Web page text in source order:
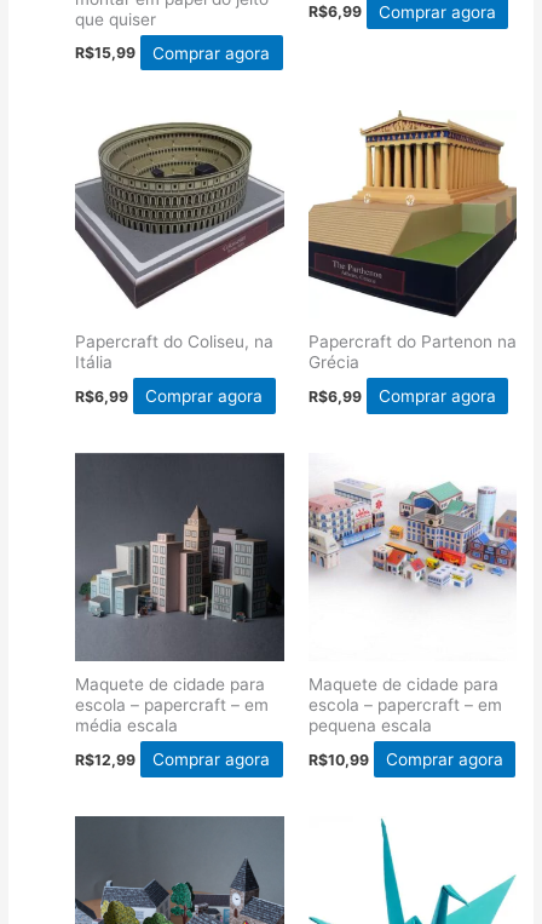
que quiser
R$15,99 Comprar agora
R$6,99 Comprar agora
Papercraft do Coliseu, na
Itália
R$6,99 Comprar agora
Papercraft do Partenon na
Grécia
R$6,99 Comprar agora
Maquete de cidade para
escola – papercraft – em
média escala
R$12,99 Comprar agora
Maquete de cidade para
escola – papercraft – em
pequena escala
R$10,99 Comprar agora